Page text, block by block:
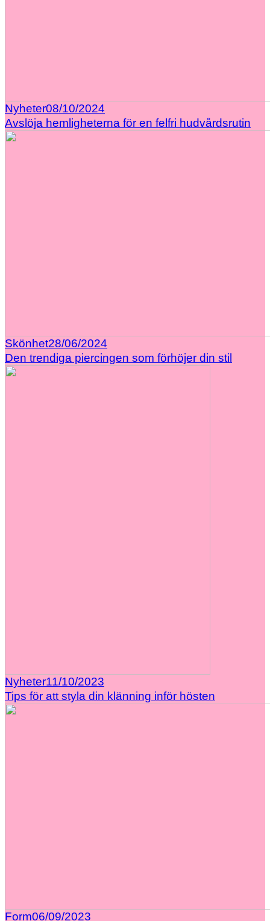
Nyheter08/10/2024
Avslöja hemligheterna för en felfri hudvårdsrutin
Skönhet28/06/2024
Den trendiga piercingen som förhöjer din stil
Nyheter11/10/2023
Tips för att styla din klänning inför hösten
Form06/09/2023